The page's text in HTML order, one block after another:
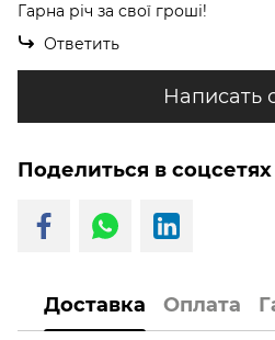
Гарна річ за свої гроші!
Ответить
Написать
Поделиться в соцсетях
Доставка Оплата